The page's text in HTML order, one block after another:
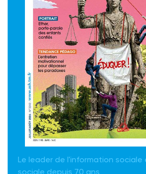
Le leader de l'information
sociale depuis 70 ans